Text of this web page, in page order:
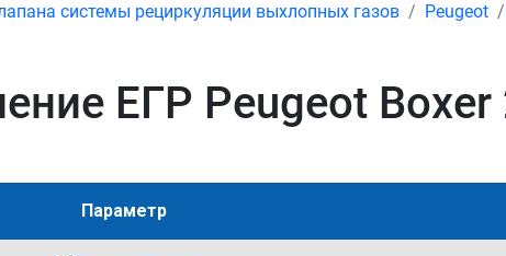
системы рециркуляции выхлопных газов Peugeot
ЕГР Peugeot
Параметр